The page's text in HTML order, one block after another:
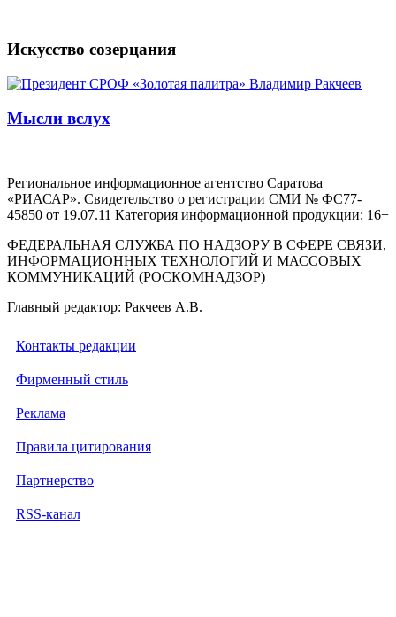
Искусство созерцания
Мысли вслух
Региональное информационное агентство Саратова
«РИАСАР». Свидетельство о регистрации СМИ № ФС77-
45850 от 19.07.11 Категория информационной продукции: 16+
ФЕДЕРАЛЬНАЯ СЛУЖБА ПО НАДЗОРУ В СФЕРЕ СВЯЗИ,
ИНФОРМАЦИОННЫХ ТЕХНОЛОГИЙ И МАССОВЫХ
КОММУНИКАЦИЙ (РОСКОМНАДЗОР)
Главный редактор: Ракчеев А.В.
Контакты редакции
Фирменный стиль
Реклама
Правила цитирования
Партнерство
RSS-канал